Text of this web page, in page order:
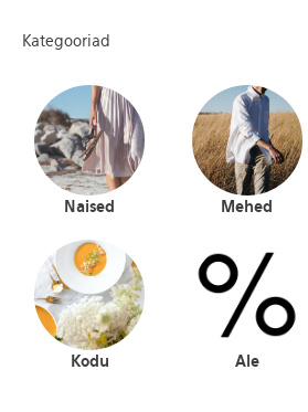
Kategooriad
Naised Mehed
Kodu Ale